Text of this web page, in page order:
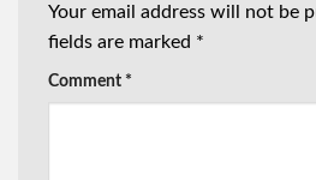
Your email address will not be
fields are marked *
Comment *